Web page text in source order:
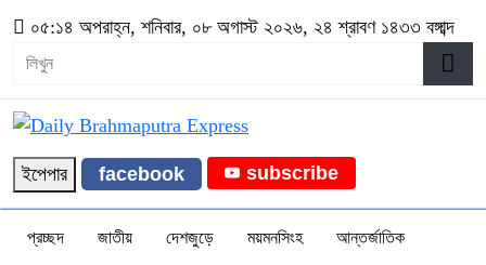
০৫:১৪ অপরাহ্ন, শনিবার, ০৮ অগাস্ট ২০২৬, ২৪ শ্রাবণ ১৪৩৩ বঙ্গাব্দ
ইপেপার facebook subscribe
প্রচ্ছদ জাতীয় দেশজুড়ে ময়মনসিংহ আন্তর্জাতিক